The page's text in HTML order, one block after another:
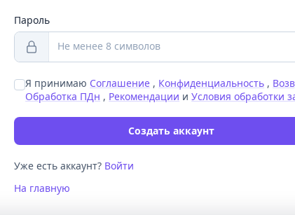
Пароль
Я принимаю Соглашение , Конфиденциальность ,
Обработка ПДн , Рекомендации иУсловия обработки
Создать аккаунт
Уже есть аккаунт? Войти
На главную